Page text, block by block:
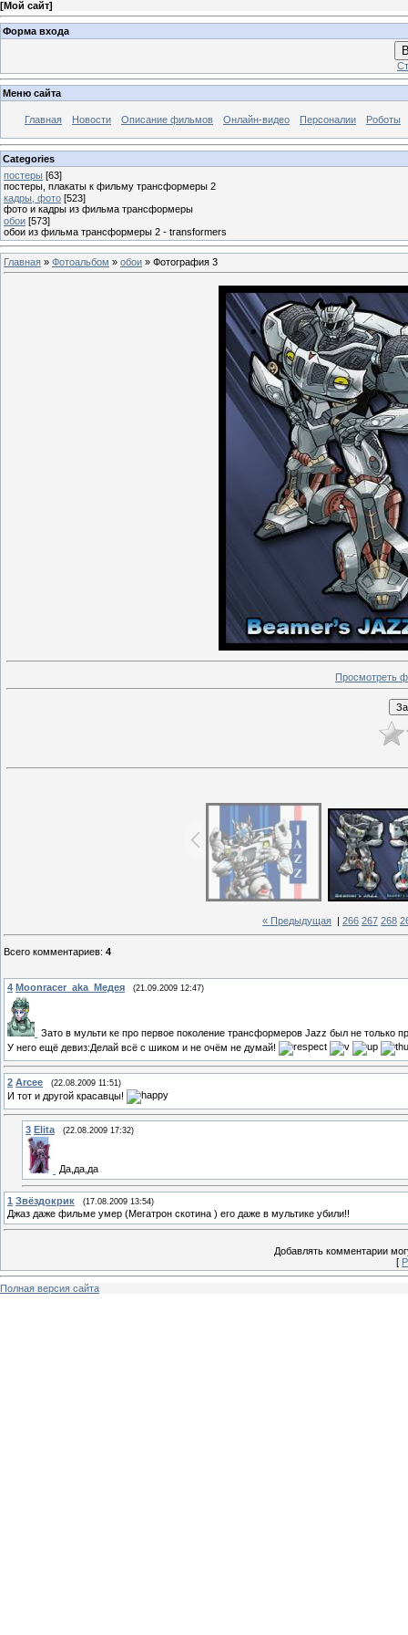
[Мой сайт]
Форма входа
Меню сайта
Главная Новости Описание фильмов Онлайн-видео Персоналии Роботы
Categories
постеры [63]
постеры, плакаты к фильму трансформеры 2
кадры, фото [523]
фото и кадры из фильма трансформеры
обои [573]
обои из фильма трансформеры 2 - transformers
Главная » Фотоальбом » обои » Фотография 3
Просмотреть
« Предыдущая 266 267 268
Всего комментариев: 4
4 Moonracer_aka_Медея (21.09.2009 12:47)
Зато в мульти ке про первое поколение трансформеров Jazz был не только
У него ещё девиз:Делай всё с шиком и не очём не думай!
2 Arcee (22.08.2009 11:51)
И тот и другой красавцы!
3 Elita (22.08.2009 17:32)
Да,да,да
1 Звёздокрик (17.08.2009 13:54)
Джаз даже фильме умер (Мегатрон скотина ) его даже в мультике убили!!
Добавлять комментарии
[
Полная версия сайта